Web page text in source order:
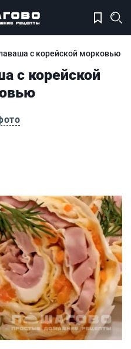
с корейской морковью
с корейской
морковью